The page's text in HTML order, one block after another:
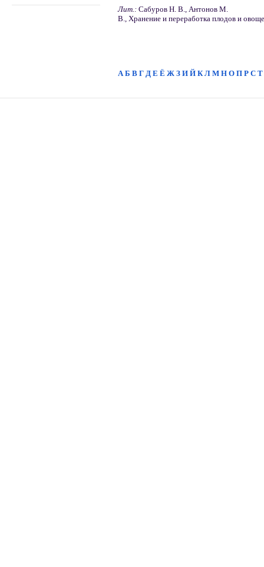
Лит.: Сабуров Н. В., Антонов М.
В., Хранение и переработка плодов и
А Б В Г Д Е Ё Ж З И Й К Л М Н О П Р С Т